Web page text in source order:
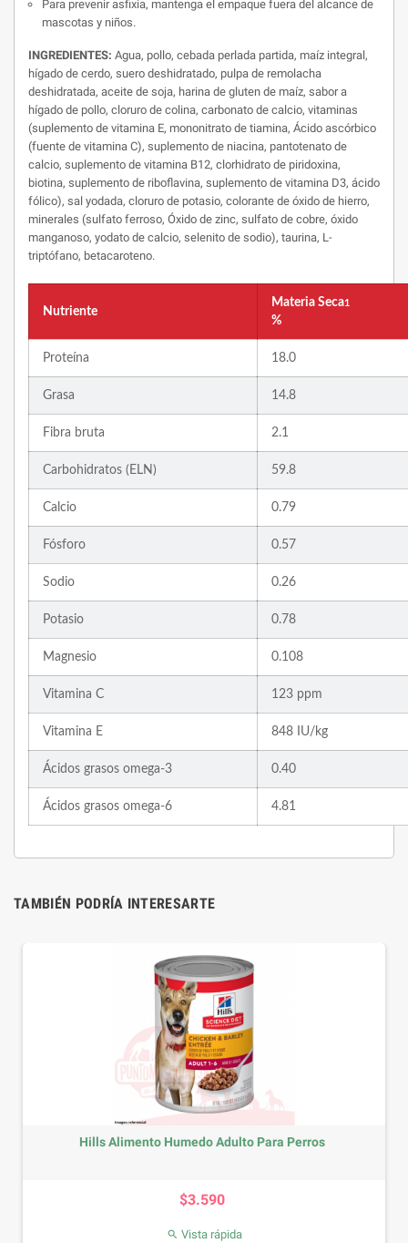
Para prevenir asfixia, mantenga el empaque fuera del alcance de
mascotas y niños.
INGREDIENTES: Agua, pollo, cebada perlada partida, maíz integral,
hígado de cerdo, suero deshidratado, pulpa de remolacha
deshidratada, aceite de soja, harina de gluten de maíz, sabor a
hígado de pollo, cloruro de colina, carbonato de calcio, vitaminas
(suplemento de vitamina E, mononitrato de tiamina, Ácido ascórbico
(fuente de vitamina C), suplemento de niacina, pantotenato de
calcio, suplemento de vitamina B12, clorhidrato de piridoxina,
biotina, suplemento de riboflavina, suplemento de vitamina D3, ácido
fólico), sal yodada, cloruro de potasio, colorante de óxido de hierro,
minerales (sulfato ferroso, Óxido de zinc, sulfato de cobre, óxido
manganoso, yodato de calcio, selenito de sodio), taurina, L-
triptófano, betacaroteno.
Nutriente
Materia Seca1
%
Proteína 18.0
Grasa 14.8
Fibra bruta 2.1
Carbohidratos (ELN) 59.8
Calcio 0.79
Fósforo 0.57
Sodio 0.26
Potasio 0.78
Magnesio 0.108
Vitamina C 123 ppm
Vitamina E 848 IU/kg
Ácidos grasos omega-3 0.40
Ácidos grasos omega-6 4.81
TAMBIÉN PODRÍA INTERESARTE
Hills Alimento Humedo Adulto Para Perros
$3.590
 Vista rápida